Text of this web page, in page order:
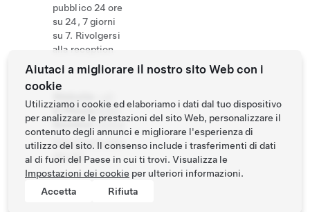
pubblico 24 ore
su 24, 7 giorni
su 7. Rivolgersi
alla reception
& Phone
Number
8183
31314
http://www.salu
ver.ch/
Aiutaci a migliorare il nostro sito Web con i
cookie
Utilizziamo i cookie ed elaboriamo i dati dal tuo dispositivo
per analizzare le prestazioni del sito Web, personalizzare il
contenuto degli annunci e migliorare l'esperienza di
utilizzo del sito. Il consenso include i trasferimenti di dati
al di fuori del Paese in cui ti trovi. Visualizza le
Impostazioni dei cookie per ulteriori informazioni.
Accetta
Rifiuta